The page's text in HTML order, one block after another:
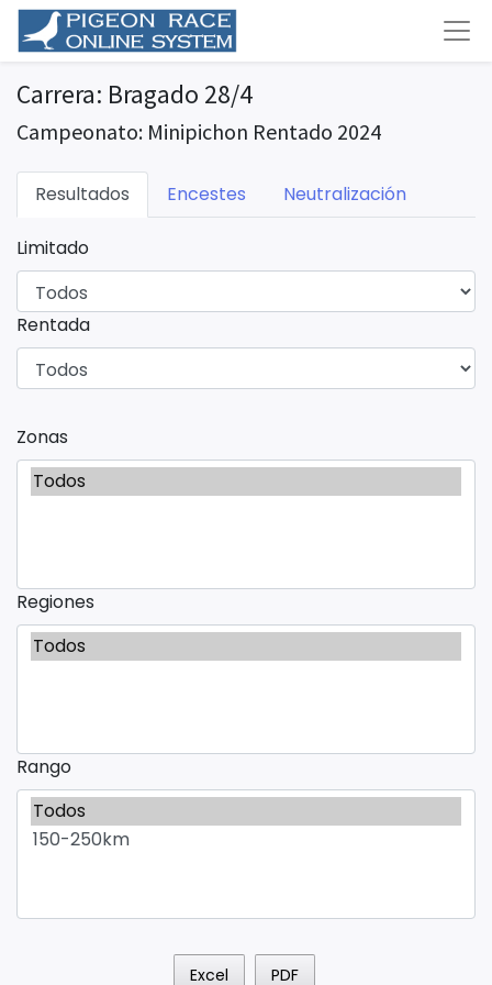
Carrera: Bragado 28/4
Campeonato: Minipichon Rentado 2024
Resultados Encestes Neutralización
Limitado
Rentada
Zonas
Regiones
Rango
Excel PDF